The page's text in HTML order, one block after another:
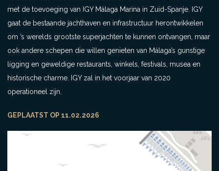
met de toevoeging van IGY Málaga Marina in Zuid-Spanje. IGY
gaat de bestaande jachthaven en infrastructuur herontwikkelen
om ’s werelds grootste superjachten te kunnen ontvangen, maar
ook andere schepen die willen genieten van Málaga’s gunstige
ligging en geweldige restaurants, winkels, festivals, musea en
historische charme. IGY zal in het voorjaar van 2020
operationeel zijn.
GEPLAATST OP 11.02.2026